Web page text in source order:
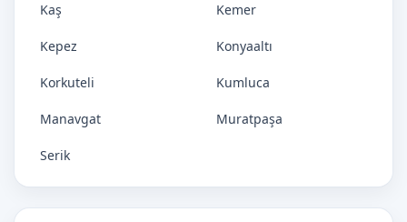
Kaş Kemer
Kepez Konyaaltı
Korkuteli Kumluca
Manavgat Muratpaşa
Serik